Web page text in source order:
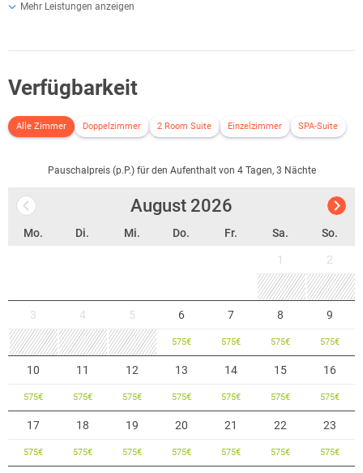
Mehr Leistungen anzeigen
Verfügbarkeit
Alle Zimmer Doppelzimmer 2 Room Suite Einzelzimmer SPA-Suite
Pauschalpreis (p.P.) für den Aufenthalt von 4 Tagen, 3 Nächte
August 2026
Mo. Di. Mi. Do. Fr. Sa. So.
1 2
3 4 5 6
575€
7
575€
8
575€
9
575€
10
575€
11
575€
12
575€
13
575€
14
575€
15
575€
16
575€
17
575€
18
575€
19
575€
20
575€
21
575€
22
575€
23
575€